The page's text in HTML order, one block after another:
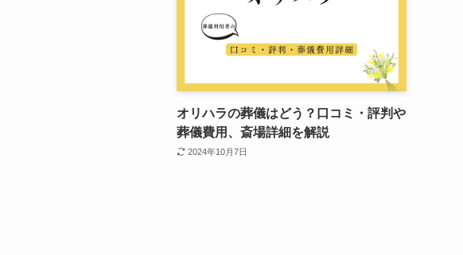
オリハラの葬儀はどう？口コミ・評判や
葬儀費用、斎場詳細を解説
2024年10月7日